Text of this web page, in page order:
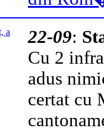
22-09:
Cu 2
adus
certat cu